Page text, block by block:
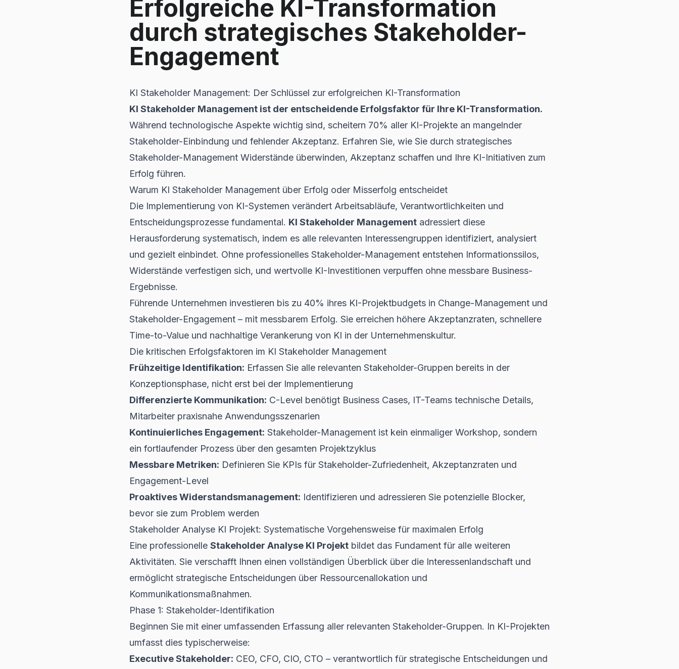
Erfolgreiche KI-Transformation
durch strategisches Stakeholder-
Engagement
KI Stakeholder Management: Der Schlüssel zur erfolgreichen KI-Transformation
KI Stakeholder Management ist der entscheidende Erfolgsfaktor für Ihre KI-Transformation.
Während technologische Aspekte wichtig sind, scheitern 70% aller KI-Projekte an mangelnder
Stakeholder-Einbindung und fehlender Akzeptanz. Erfahren Sie, wie Sie durch strategisches
Stakeholder-Management Widerstände überwinden, Akzeptanz schaffen und Ihre KI-Initiativen zum
Erfolg führen.
Warum KI Stakeholder Management über Erfolg oder Misserfolg entscheidet
Die Implementierung von KI-Systemen verändert Arbeitsabläufe, Verantwortlichkeiten und
Entscheidungsprozesse fundamental. KI Stakeholder Management adressiert diese
Herausforderung systematisch, indem es alle relevanten Interessengruppen identifiziert, analysiert
und gezielt einbindet. Ohne professionelles Stakeholder-Management entstehen Informationssilos,
Widerstände verfestigen sich, und wertvolle KI-Investitionen verpuffen ohne messbare Business-
Ergebnisse.
Führende Unternehmen investieren bis zu 40% ihres KI-Projektbudgets in Change-Management und
Stakeholder-Engagement – mit messbarem Erfolg. Sie erreichen höhere Akzeptanzraten, schnellere
Time-to-Value und nachhaltige Verankerung von KI in der Unternehmenskultur.
Die kritischen Erfolgsfaktoren im KI Stakeholder Management
Frühzeitige Identifikation: Erfassen Sie alle relevanten Stakeholder-Gruppen bereits in der
Konzeptionsphase, nicht erst bei der Implementierung
Differenzierte Kommunikation: C-Level benötigt Business Cases, IT-Teams technische Details,
Mitarbeiter praxisnahe Anwendungsszenarien
Kontinuierliches Engagement: Stakeholder-Management ist kein einmaliger Workshop, sondern
ein fortlaufender Prozess über den gesamten Projektzyklus
Messbare Metriken: Definieren Sie KPIs für Stakeholder-Zufriedenheit, Akzeptanzraten und
Engagement-Level
Proaktives Widerstandsmanagement: Identifizieren und adressieren Sie potenzielle Blocker,
bevor sie zum Problem werden
Stakeholder Analyse KI Projekt: Systematische Vorgehensweise für maximalen Erfolg
Eine professionelle Stakeholder Analyse KI Projekt bildet das Fundament für alle weiteren
Aktivitäten. Sie verschafft Ihnen einen vollständigen Überblick über die Interessenlandschaft und
ermöglicht strategische Entscheidungen über Ressourcenallokation und
Kommunikationsmaßnahmen.
Phase 1: Stakeholder-Identifikation
Beginnen Sie mit einer umfassenden Erfassung aller relevanten Stakeholder-Gruppen. In KI-Projekten
umfasst dies typischerweise:
Executive Stakeholder: CEO, CFO, CIO, CTO – verantwortlich für strategische Entscheidungen und